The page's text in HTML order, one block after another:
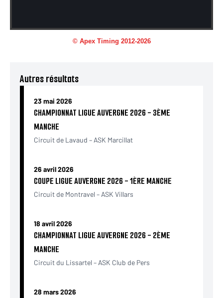
Autres résultats
23 mai 2026
CHAMPIONNAT LIGUE AUVERGNE 2026 - 3ÈME
MANCHE
Circuit de Lavaud – ASK Marcillat
26 avril 2026
COUPE LIGUE AUVERGNE 2026 - 1ÈRE MANCHE
Circuit de Montravel – ASK Villars
18 avril 2026
CHAMPIONNAT LIGUE AUVERGNE 2026 - 2ÈME
MANCHE
Circuit du Lissartel – ASK Club de Pers
28 mars 2026